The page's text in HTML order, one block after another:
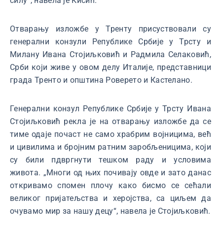
Отварању изложбе у Тренту присуствовали су
генерални конзули Републике Србије у Трсту и
Милану Ивана Стојиљковић и Радмила Селаковић,
Срби који живе у овом делу Италије, представници
града Тренто и општина Роверето и Кастелано.
Генерални конзул Републике Србије у Трсту Ивана
Стојиљковић рекла је на отварању изложбе да се
тиме одаје почаст не само храбрим војницима, већ
и цивилима и бројним ратним заробљеницима, који
су били пдвргнути тешком раду и условима
живота. „Многи од њих почивају овде и зато данас
откривамо спомен плочу како бисмо се сећали
великог пријатељства и херојства, са циљем да
очувамо мир за нашу децу“, навела је Стојиљковић.